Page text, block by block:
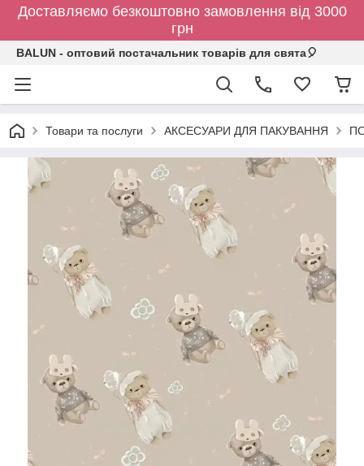
Доставляємо безкоштовно замовлення від 3000
грн
BALUN - оптовий постачальник товарів для свята🎈
Товари та послуги АКСЕСУАРИ ДЛЯ ПАКУВАННЯ